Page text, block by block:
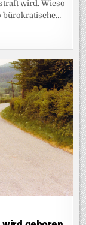
wird. Wieso
bürokratische…